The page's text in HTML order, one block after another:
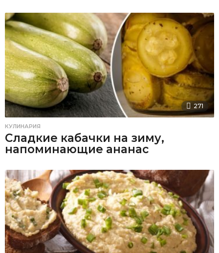
271
КУЛИНАРИЯ
Сладкие кабачки на зиму,
напоминающие ананас